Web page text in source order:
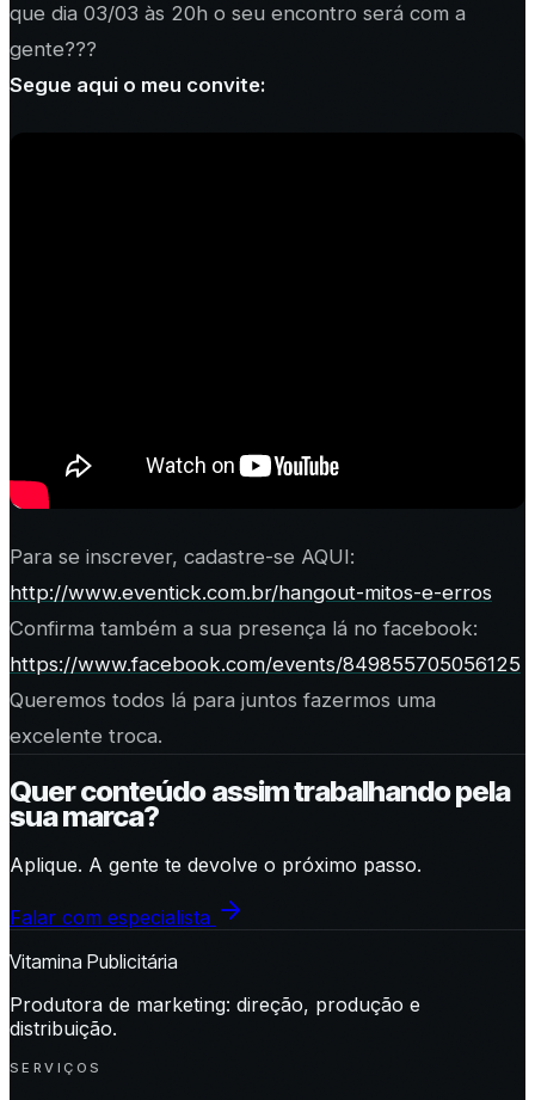
que dia 03/03 às 20h o seu encontro será com a
gente???
Segue aqui o meu convite:
Para se inscrever, cadastre-se AQUI:
http://www.eventick.com.br/hangout-mitos-e-erros
Confirma também a sua presença lá no facebook:
https://www.facebook.com/events/849855705056125
Queremos todos lá para juntos fazermos uma
excelente troca.
Quer conteúdo assim trabalhando pela
sua marca?
Aplique. A gente te devolve o próximo passo.
Falar com especialista
Vitamina Publicitária
Produtora de marketing: direção, produção e
distribuição.
SERVIÇOS